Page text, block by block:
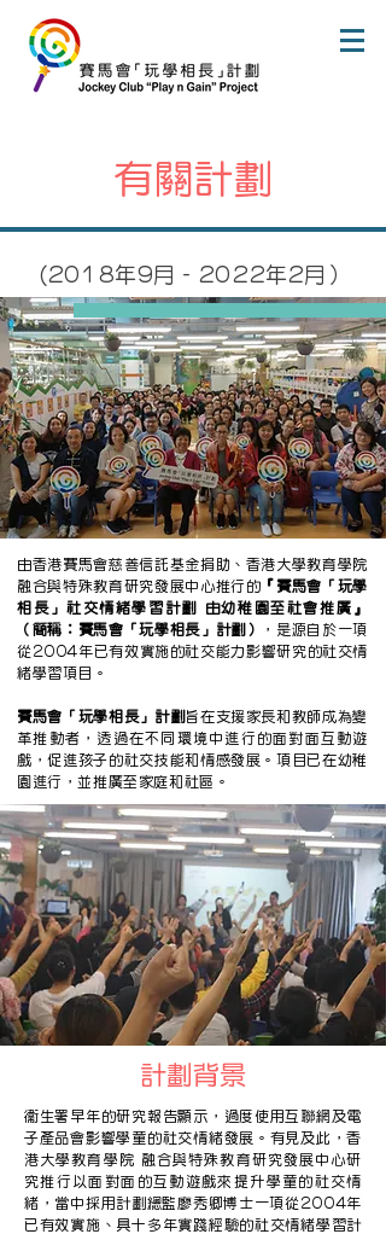
由香港賽馬會慈善信託基金捐助、香港大學教育學院
融合與特殊教育研究發展中心推行的 『賽馬會「玩學
相長」社交情緒學習計劃 由幼稚園至社會推廣』
（簡稱：賽馬會「玩學相長」計劃）
，是源自於一項
從2004年已有效實施的社交能力影響研究的社交情
緒學習項目。
賽馬會「玩學相長」計劃 旨在支援家長和教師成為變
革推動者，透過在不同環境中進行的面對面互動遊
戲，促進孩子的社交技能和情感發展。項目已在幼稚
園進行，並推廣至家庭和社區。
衞生署早年的研究報告顯示，過度使用互聯網及電
子產品會影響學童的社交情緒發展。有見及此，香
港大學教育學院 融合與特殊教育研究發展中心研
究推行以面對面的互動遊戲來提升學童的社交情
緒，當中採用計劃總監廖秀卿博士一項從2004年
已有效實施、具十多年​實踐經驗的社交情緒學習計
計劃背景
有關計劃
​(2018年9月 - 2022年2月）